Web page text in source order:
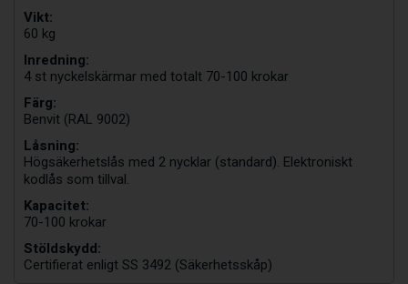
Vikt:
60 kg
Inredning:
4 st nyckelskärmar med totalt 70-100 krokar
Färg:
Benvit (RAL 9002)
Låsning:
Högsäkerhetslås med 2 nycklar (standard). Elektroniskt
kodlås som tillval.
Kapacitet:
70-100 krokar
Stöldskydd:
Certifierat enligt SS 3492 (Säkerhetsskåp)